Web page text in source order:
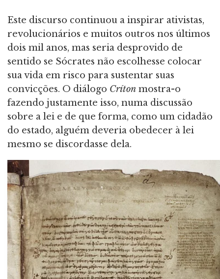
Este discurso continuou a inspirar ativistas,
revolucionários e muitos outros nos últimos
dois mil anos, mas seria desprovido de
sentido se Sócrates não escolhesse colocar
sua vida em risco para sustentar suas
convicções. O diálogo Críton mostra-o
fazendo justamente isso, numa discussão
sobre a lei e de que forma, como um cidadão
do estado, alguém deveria obedecer à lei
mesmo se discordasse dela.